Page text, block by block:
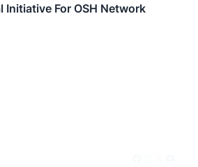
Initiative For OSH Network